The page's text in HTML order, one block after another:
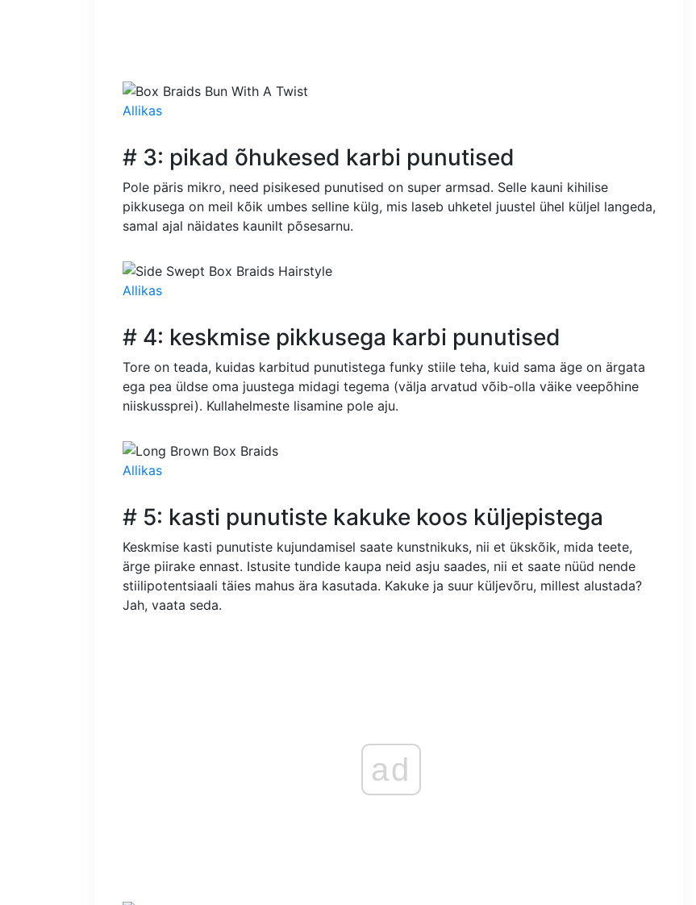
Allikas
# 3: pikad õhukesed karbi punutised
Pole päris mikro, need pisikesed punutised on super armsad. Selle kauni kihilise
pikkusega on meil kõik umbes selline külg, mis laseb uhketel juustel ühel küljel langeda,
samal ajal näidates kaunilt põsesarnu.
Allikas
# 4: keskmise pikkusega karbi punutised
Tore on teada, kuidas karbitud punutistega funky stiile teha, kuid sama äge on ärgata
ega pea üldse oma juustega midagi tegema (välja arvatud võib-olla väike veepõhine
niiskussprei). Kullahelmeste lisamine pole aju.
Allikas
# 5: kasti punutiste kakuke koos küljepistega
Keskmise kasti punutiste kujundamisel saate kunstnikuks, nii et ükskõik, mida teete,
ärge piirake ennast. Istusite tundide kaupa neid asju saades, nii et saate nüüd nende
stiilipotentsiaali täies mahus ära kasutada. Kakuke ja suur küljevõru, millest alustada?
Jah, vaata seda.
ad